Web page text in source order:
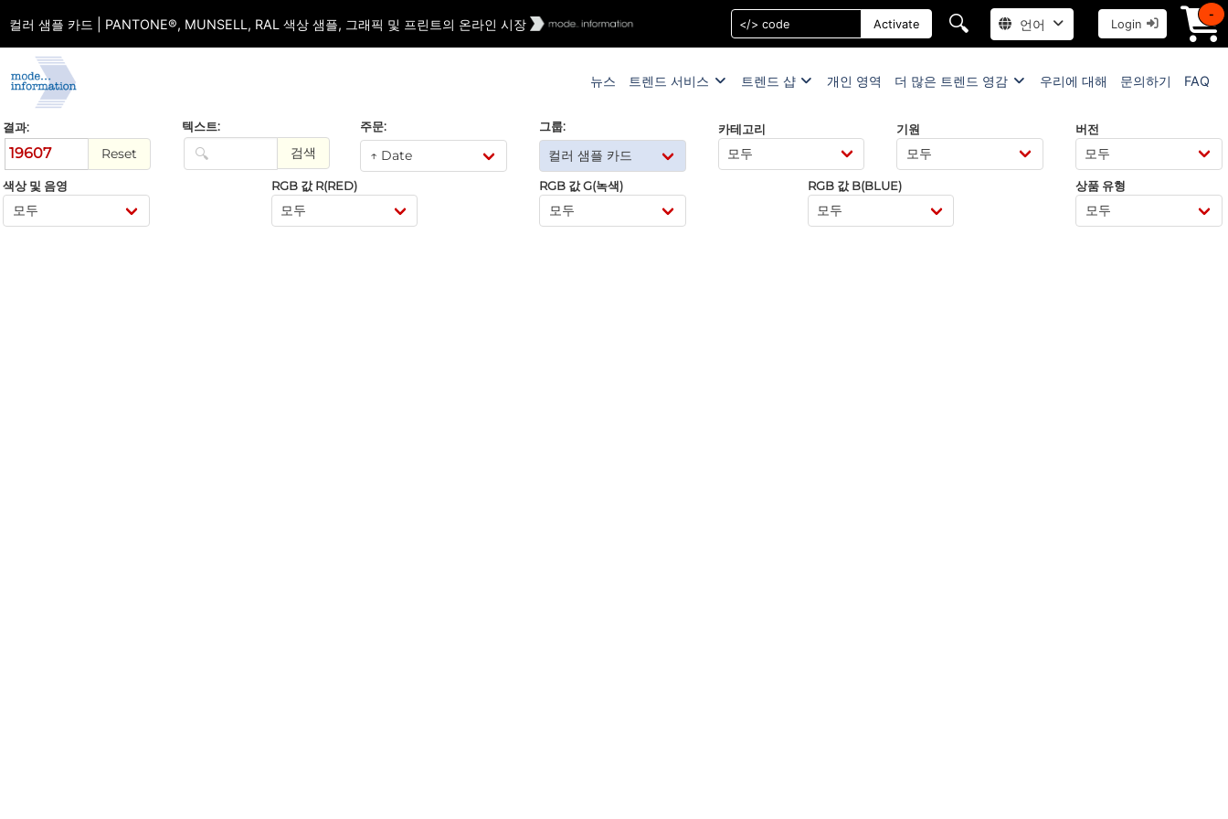
컬러 샘플 카드 | PANTONE®, MUNSELL, RAL 색상 샘플, 그래픽 및 프린트의 온라인 시장 Activate 🔍 언어 Login
-
뉴스 트렌드 서비스 트렌드 샵 개인 영역 더 많은 트렌드 영감 우리에 대해 문의하기 FAQ
결과:
19607 Reset
텍스트:
검색
주문: 그룹: 카테고리 기원 버전
색상 및 음영 RGB 값 R(RED) RGB 값 G(녹색) RGB 값 B(BLUE) 상품 유형